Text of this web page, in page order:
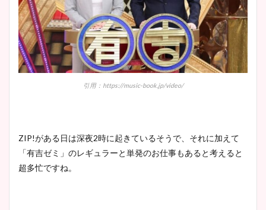
引用：https://music-book.jp/video/
ZIP!がある日は深夜2時に起きているそうで、それに加えて
「有吉ゼミ」のレギュラーと単発のお仕事もあると考えると
超多忙ですね。